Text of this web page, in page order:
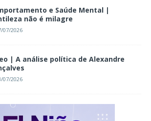
e Saúde Mental |
não é milagre
07/2026
| A análise política de Alexandre
07/2026